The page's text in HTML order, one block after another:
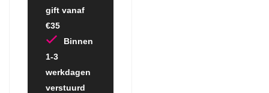
gift vanaf
€35
Binnen
1-3
werkdagen
verstuurd